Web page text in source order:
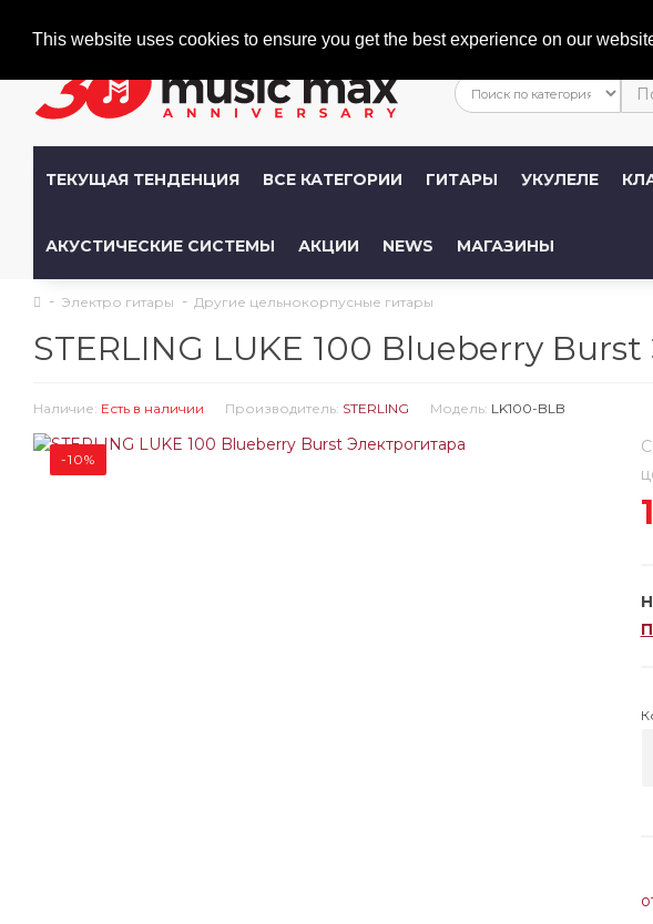
This website uses cookies to ensure you get the best experience on our
ТЕКУЩАЯ ТЕНДЕНЦИЯ ВСЕ КАТЕГОРИИ ГИТАРЫ УКУЛЕЛЕ
АКУСТИЧЕСКИЕ СИСТЕМЫ АКЦИИ NEWS МАГАЗИНЫ
Электро гитары Другие цельнокорпусные гитары
STERLING LUKE 100 Blueberry
Наличие: Есть в наличии Производитель: STERLING Модель: LK100-BLB
-10%